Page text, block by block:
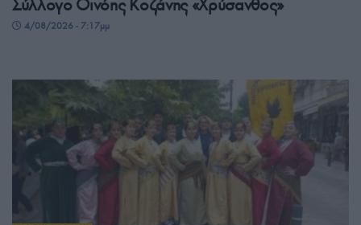
Σύλλογο Οινόης Κοζάνης «Χρύσανθος»
4/08/2026 - 7:17μμ